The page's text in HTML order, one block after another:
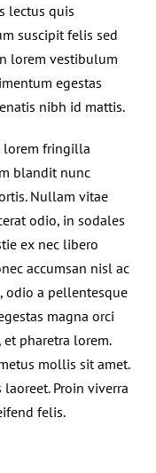
lectus quis
suscipit felis sed
lorem vestibulum
egestas
nibh id mattis.
lorem fringilla
blandit nunc
Nullam vitae
odio, in sodales
ex nec libero
accumsan nisl ac
odio a pellentesque
magna orci
pharetra lorem.
mollis sit amet.
Proin viverra
felis.